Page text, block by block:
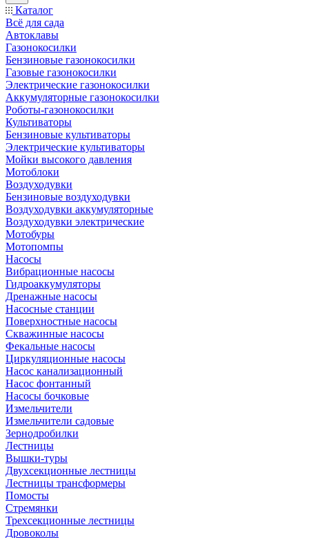
Каталог
Всё для сада
Автоклавы
Газонокосилки
Бензиновые газонокосилки
Газовые газонокосилки
Электрические газонокосилки
Аккумуляторные газонокосилки
Роботы-газонокосилки
Культиваторы
Бензиновые культиваторы
Электрические культиваторы
Мойки высокого давления
Мотоблоки
Воздуходувки
Бензиновые воздуходувки
Воздуходувки аккумуляторные
Воздуходувки электрические
Мотобуры
Мотопомпы
Насосы
Вибрационные насосы
Гидроаккумуляторы
Дренажные насосы
Насосные станции
Поверхностные насосы
Скважинные насосы
Фекальные насосы
Циркуляционные насосы
Насос канализационный
Насос фонтанный
Насосы бочковые
Измельчители
Измельчители садовые
Зернодробилки
Лестницы
Вышки-туры
Двухсекционные лестницы
Лестницы трансформеры
Помосты
Стремянки
Трехсекционные лестницы
Дровоколы